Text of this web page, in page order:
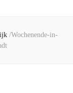
/Wochenende-in-